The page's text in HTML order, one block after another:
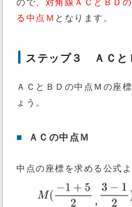
ので、 対角線ＡＣとＢＤ
る中点Ｍ となります。
ステップ３ ＡＣと
ＡＣとＢＤの中点Ｍの座
ょう。
■ ＡＣの中点Ｍ
中点の座標を求める公式よ